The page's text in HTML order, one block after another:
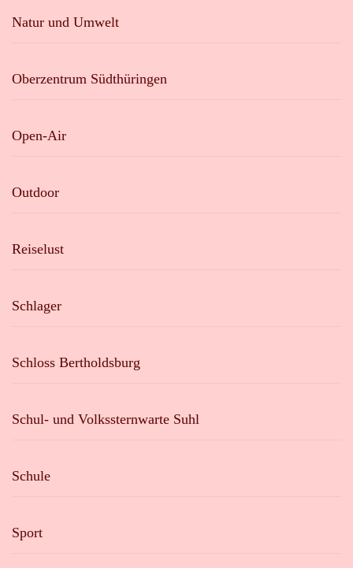
Natur und Umwelt
Oberzentrum Südthüringen
Open-Air
Outdoor
Reiselust
Schlager
Schloss Bertholdsburg
Schul- und Volkssternwarte Suhl
Schule
Sport